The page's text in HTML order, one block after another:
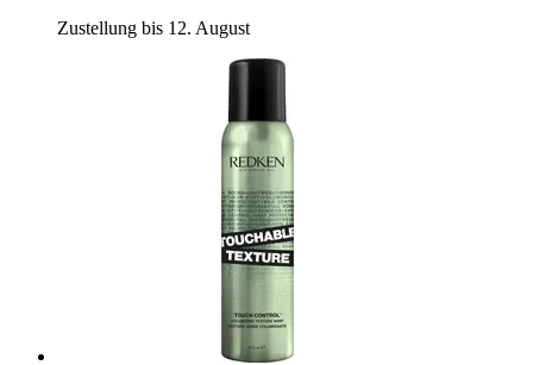
Zustellung bis 12. August